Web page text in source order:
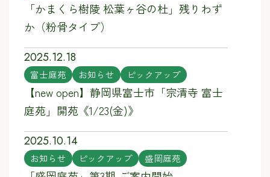
「かまくら樹陵 松葉ヶ谷の杜」残りわず
か（粉骨タイプ）
2025.12.18
富士庭苑 お知らせ ピックアップ
【new open】静岡県富士市「宗清寺 富士
庭苑」開苑《1/23(金)》
2025.10.14
お知らせ ピックアップ 盛岡庭苑